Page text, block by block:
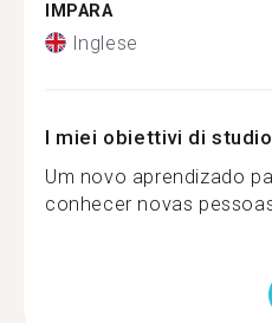
IMPARA
Inglese
I miei obiettivi di studio
Um novo aprendizado
conhecer novas